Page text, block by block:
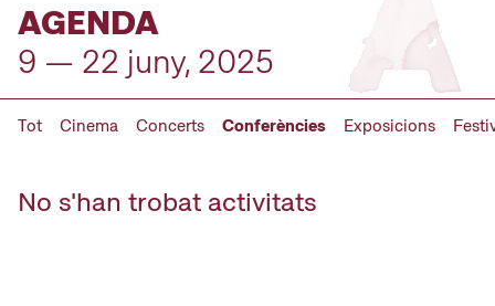
AGENDA
9 — 22 juny, 2025
Tot Cinema Concerts Conferències Exposicions
No s'han trobat activitats